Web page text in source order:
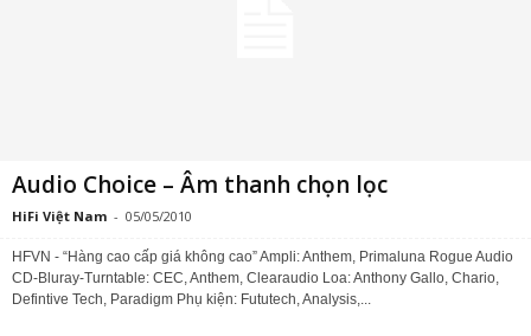
Audio Choice – Âm thanh chọn lọc
HiFi Việt Nam - 05/05/2010
HFVN - “Hàng cao cấp giá không cao” Ampli: Anthem, Primaluna Rogue Audio
CD-Bluray-Turntable: CEC, Anthem, Clearaudio Loa: Anthony Gallo, Chario,
Defintive Tech, Paradigm Phụ kiện: Fututech, Analysis,...